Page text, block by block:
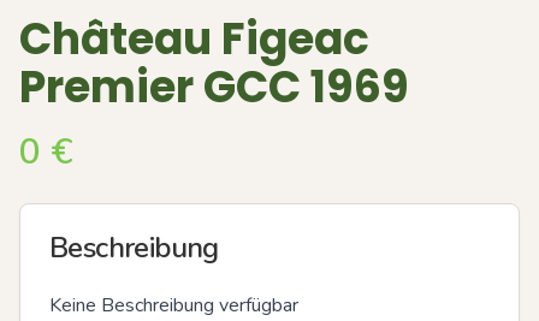
Château Figeac
Premier GCC 1969
0 €
Beschreibung
Keine Beschreibung verfügbar